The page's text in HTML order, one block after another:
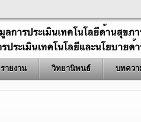
รายงาน วิทยานิพนธ์ บทควา